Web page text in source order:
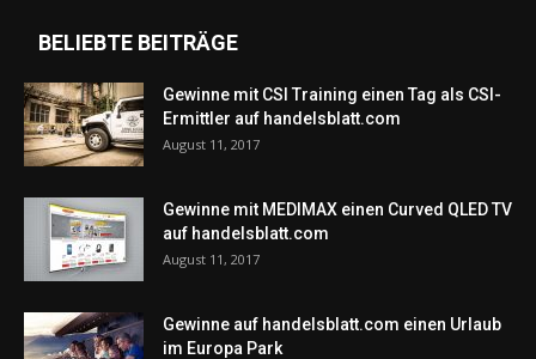
BELIEBTE BEITRÄGE
Gewinne mit CSI Training einen Tag als CSI-
Ermittler auf handelsblatt.com
August 11, 2017
Gewinne mit MEDIMAX einen Curved QLED TV
auf handelsblatt.com
August 11, 2017
Gewinne auf handelsblatt.com einen Urlaub
im Europa Park